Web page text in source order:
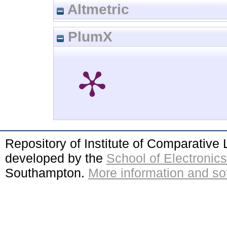
Altmetric
PlumX
Repository of Institute of
developed by the School of
Southampton. More information and